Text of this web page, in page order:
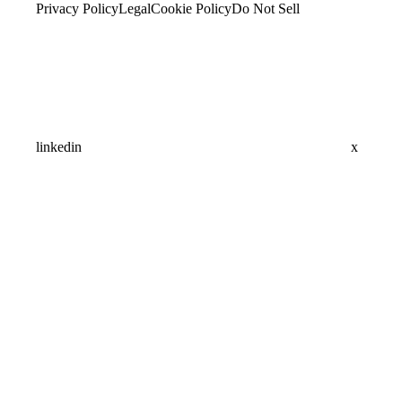
Privacy PolicyLegalCookie PolicyDo Not Sell
linkedin x